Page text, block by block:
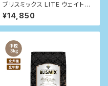
ブリスミックス LITE ウェイトコ
ントロール(犬用) 6kg
¥14,850